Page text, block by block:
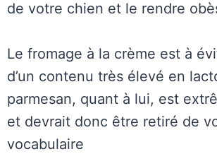
de votre chien et le rendre
Le fromage à la crème est à
d’un contenu très élevé en
parmesan, quant à lui, est
et devrait donc être retiré de
vocabulaire